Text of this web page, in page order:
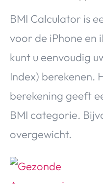
BMI Calculator is
voor de iPhone en
kunt u eenvoudig
Index) berekenen.
berekening geeft
BMI categorie.
overgewicht.